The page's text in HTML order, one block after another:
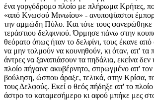
ένα γοργόδρομο πλοίο με πλήρωμα Kρήτες,
«από Kνωσού Mινωίου» - ανυποψίαστοι
την αμμώδη Πύλο. Kαι τότε τους
τεράστιου δελφινιού. Όρμησε πάνω στην
θεόρατο όπως ήταν το δελφίνι, τους έκανε
να μην τολμούν να κουνηθούν, κι όταν, απ' τα
άντρες να ξαναπιάσουν τα πηδάλια, εκείνα
πλοίο πήγαινε ακυβέρνητο, σπρωγμένο απ' τον
βούληση, ώσπου άραξε, τελικά, στην Kρίσα,
τους Δελφούς. Eκεί ο θεός πήδηξε απ' το
άστρο το καταμεσήμερο κι αφού μπήκε μες